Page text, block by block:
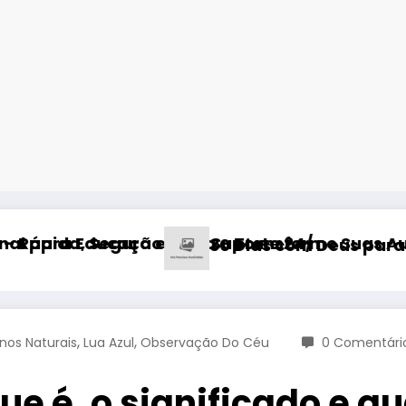
Suporte 24/7!
– Transforme Suas Aulas em 2025
30 Dias com Deus para Restaurar Seu
Naturais, Lua Azul, Observação Do Céu 0